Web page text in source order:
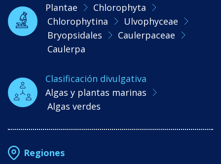
Plantae
Chlorophyta
Chlorophytina
Ulvophyceae
Bryopsidales
Caulerpaceae
Caulerpa
Clasificación divulgativa
Algas y plantas marinas
Algas verdes
Regiones